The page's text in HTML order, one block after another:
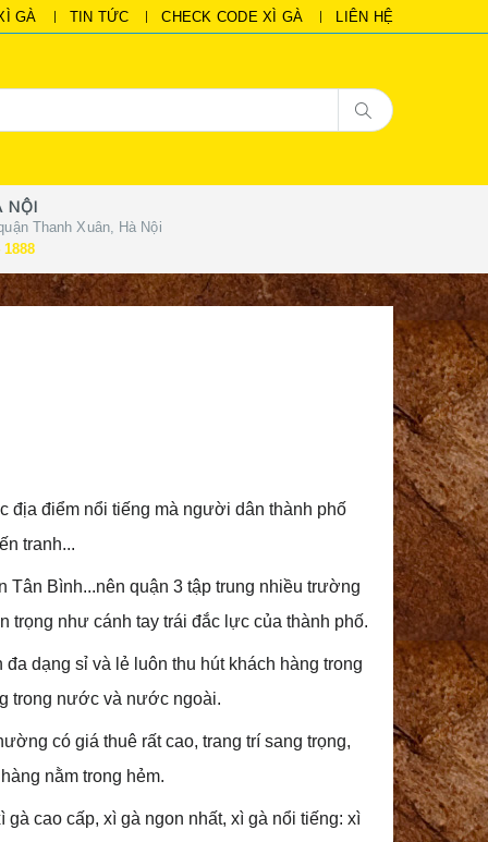
GÀ TIN TỨC CHECK CODE XÌ GÀ LIÊN HỆ
NỘI
Thanh Xuân, Hà Nội
1888
địa điểm nổi tiếng mà người dân thành phố
tranh...
Tân Bình...nên quận 3 tập trung nhiều trường
trọng như cánh tay trái đắc lực của thành phố.
dạng sỉ và lẻ luôn thu hút khách hàng trong
trong nước và nước ngoài.
có giá thuê rất cao, trang trí sang trọng,
nằm trong hẻm.
gà cao cấp, xì gà ngon nhất, xì gà nổi tiếng: xì